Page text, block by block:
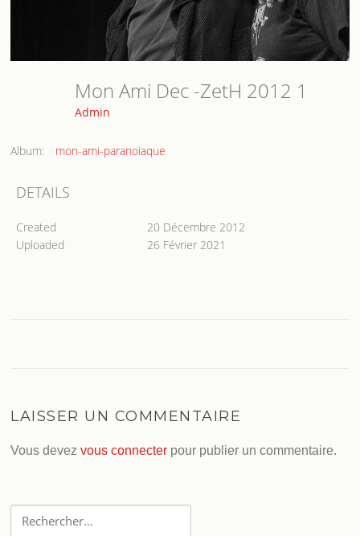
Mon Ami Dec -ZetH 2012 1
Admin
Album: mon-ami-paranoiaque
DETAILS
Created
20 Décembre 2012
Uploaded
26 Février 2021
LAISSER UN COMMENTAIRE
Vous devezvous connecter pour publier un commentaire.